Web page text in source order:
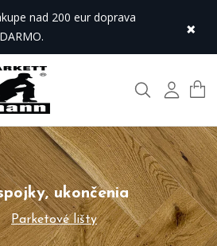
nad 200 eur doprava
×
Hľadať Môj
ukončenia
Parketové lišty